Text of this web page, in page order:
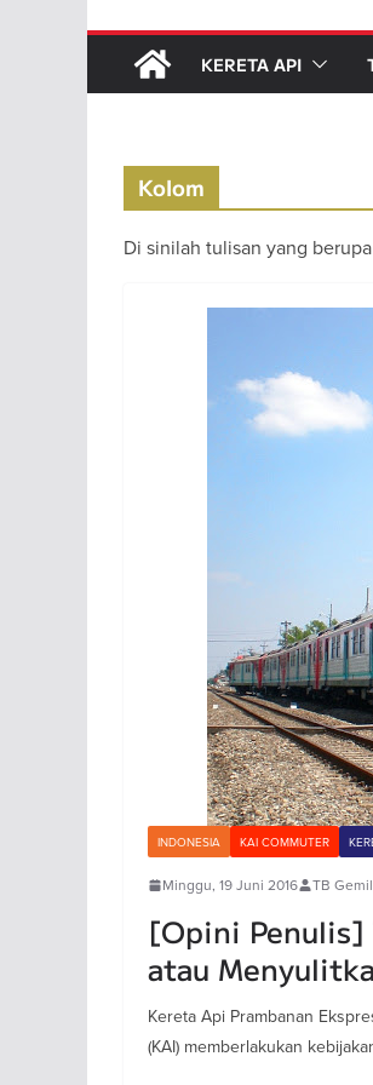
KERETA API
Kolom
Di sinilah tulisan yang
INDONESIA KAI COMMUTER
Minggu, 19 Juni 2016 TB
[Opini Penulis]
atau
Kereta Api Prambanan
(KAI) memberlakukan